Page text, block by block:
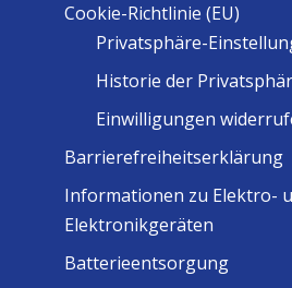
Cookie-Richtlinie (EU)
Privatsphäre-
Historie der
Einwilligungen
Barrierefreiheitserklärung
Informationen zu Elektro-
Elektronikgeräten
Batterieentsorgung